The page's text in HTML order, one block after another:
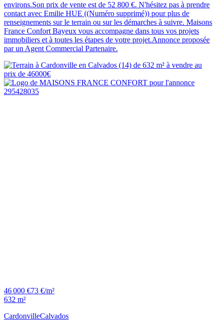
environs.Son prix de vente est de 52 800 €. N'hésitez pas à prendre
contact avec Emilie HUE ((Numéro supprimé)) pour plus de
renseignements sur le terrain ou sur les démarches à suivre. Maisons
France Confort Bayeux vous accompagne dans tous vos projets
immobiliers et à toutes les étapes de votre projet.Annonce proposée
par un Agent Commercial Partenaire.
46 000 €73 €/m²
632 m²
CardonvilleCalvados